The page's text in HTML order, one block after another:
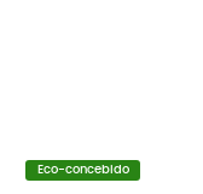
Eco-concebido